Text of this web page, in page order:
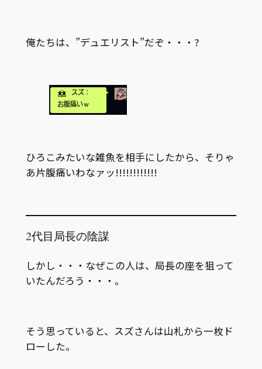
俺たちは、”デュエリスト”だぞ・・・?
ひろこみたいな雑魚を相手にしたから、そりゃ
あ片腹痛いわなァッ!!!!!!!!!!!!
2代目局長の陰謀
しかし・・・なぜこの人は、局長の座を狙って
いたんだろう・・・。
そう思っていると、スズさんは山札から一枚ド
ローした。